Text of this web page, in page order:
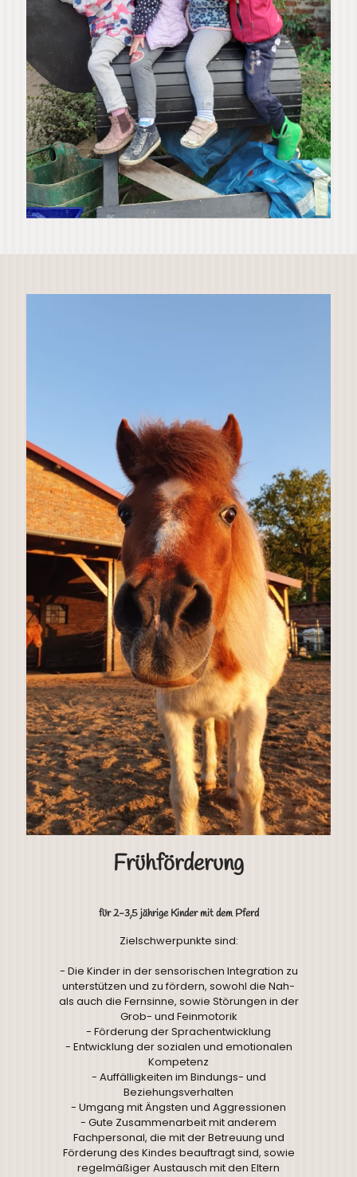
Frühförderung
für 2-3,5 jährige Kinder mit dem Pferd
Zielschwerpunkte sind:
- Die Kinder in der sensorischen Integration zu
unterstützen und zu fördern, sowohl die Nah-
als auch die Fernsinne, sowie Störungen in der
Grob- und Feinmotorik
- Förderung der Sprachentwicklung
- Entwicklung der sozialen und emotionalen
Kompetenz
- Auffälligkeiten im Bindungs- und
Beziehungsverhalten
- Umgang mit Ängsten und Aggressionen
- Gute Zusammenarbeit mit anderem
Fachpersonal, die mit der Betreuung und
Förderung des Kindes beauftragt sind, sowie
regelmäßiger Austausch mit den Eltern